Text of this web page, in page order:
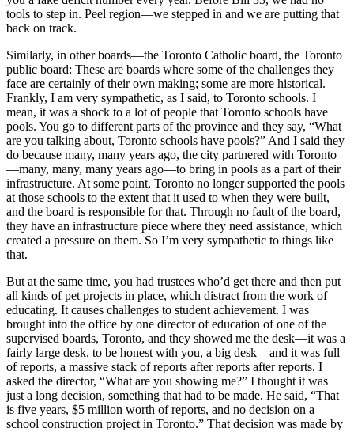
tools to step in. Peel region—we stepped in and we are putting that
back on track.
Similarly, in other boards—the Toronto Catholic board, the Toronto
public board: These are boards where some of the challenges they
face are certainly of their own making; some are more historical.
Frankly, I am very sympathetic, as I said, to Toronto schools. I
mean, it was a shock to a lot of people that Toronto schools have
pools. You go to different parts of the province and they say, “What
are you talking about, Toronto schools have pools?” And I said they
do because many, many years ago, the city partnered with Toronto
—many, many, many years ago—to bring in pools as a part of their
infrastructure. At some point, Toronto no longer supported the pools
at those schools to the extent that it used to when they were built,
and the board is responsible for that. Through no fault of the board,
they have an infrastructure piece where they need assistance, which
created a pressure on them. So I’m very sympathetic to things like
that.
But at the same time, you had trustees who’d get there and then put
all kinds of pet projects in place, which distract from the work of
educating. It causes challenges to student achievement. I was
brought into the office by one director of education of one of the
supervised boards, Toronto, and they showed me the desk—it was a
fairly large desk, to be honest with you, a big desk—and it was full
of reports, a massive stack of reports after reports after reports. I
asked the director, “What are you showing me?” I thought it was
just a long decision, something that had to be made. He said, “That
is five years, $5 million worth of reports, and no decision on a
school construction project in Toronto.” That decision was made by